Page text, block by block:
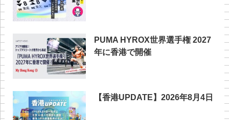
PUMA HYROX世界選手権 2027
年に香港で開催
【香港UPDATE】2026年8月4日